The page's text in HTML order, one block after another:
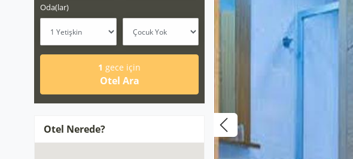
Oda(lar)
1 gece için
Otel Ara
Otel Nerede?